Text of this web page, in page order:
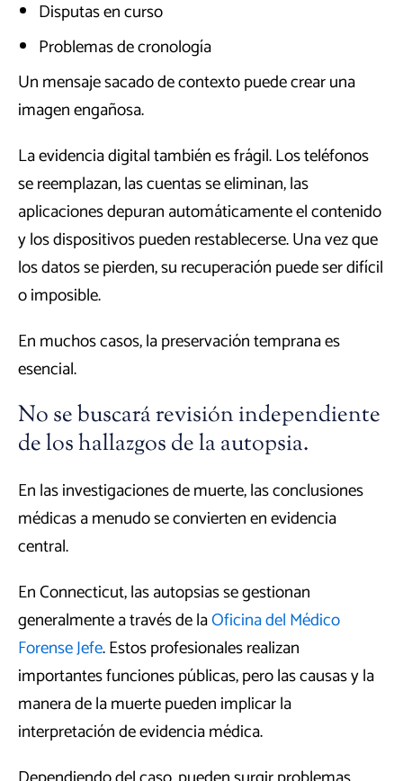
Disputas en curso
Problemas de cronología
Un mensaje sacado de contexto puede crear una
imagen engañosa.
La evidencia digital también es frágil. Los teléfonos
se reemplazan, las cuentas se eliminan, las
aplicaciones depuran automáticamente el contenido
y los dispositivos pueden restablecerse. Una vez que
los datos se pierden, su recuperación puede ser difícil
o imposible.
En muchos casos, la preservación temprana es
esencial.
No se buscará revisión independiente
de los hallazgos de la autopsia.
En las investigaciones de muerte, las conclusiones
médicas a menudo se convierten en evidencia
central.
En Connecticut, las autopsias se gestionan
generalmente a través de laOficina del Médico
Forense Jefe. Estos profesionales realizan
importantes funciones públicas, pero las causas y la
manera de la muerte pueden implicar la
interpretación de evidencia médica.